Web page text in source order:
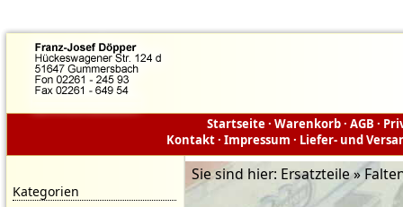
Startseite· Warenkorb· AGB ·
Kontakt· Impressum · Liefer- und
Kategorien
Sie sind hier: Ersatzteile »